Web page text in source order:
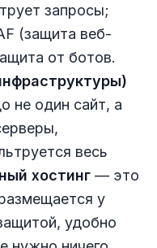
запросы;
(защита веб-
от ботов.
не один сайт, а
весь
хостинг — это
у
удобно